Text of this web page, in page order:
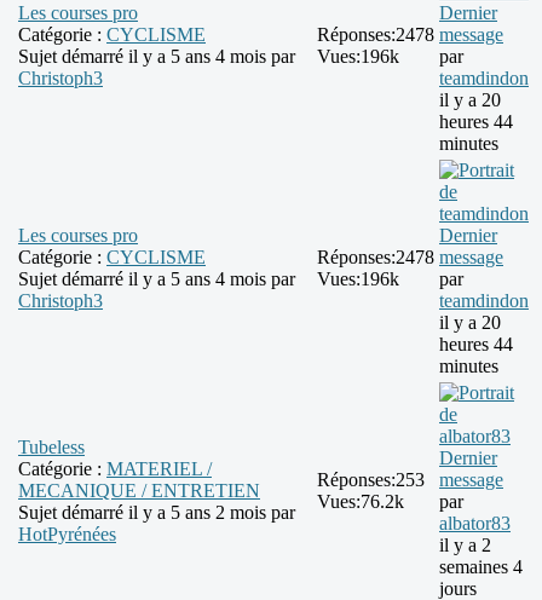
Les courses pro
Catégorie : CYCLISME
Sujet démarré il y a 5 ans 4 mois par
Christoph3
Réponses:2478
Vues:196k
Dernier
message
par
teamdindon
il y a 20
heures 44
minutes
Les courses pro
Catégorie : CYCLISME
Sujet démarré il y a 5 ans 4 mois par
Christoph3
Réponses:2478
Vues:196k
Dernier
message
par
teamdindon
il y a 20
heures 44
minutes
Tubeless
Catégorie : MATERIEL /
MECANIQUE / ENTRETIEN
Sujet démarré il y a 5 ans 2 mois par
HotPyrénées
Réponses:253
Vues:76.2k
Dernier
message
par
albator83
il y a 2
semaines 4
jours